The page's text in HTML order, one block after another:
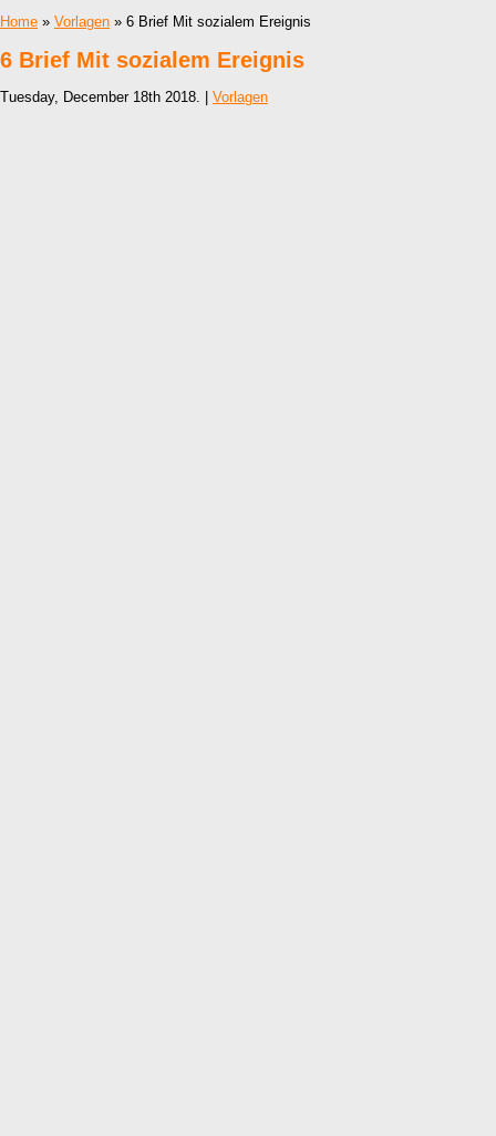
Home » Vorlagen » 6 Brief Mit sozialem Ereignis
6 Brief Mit sozialem Ereignis
Tuesday, December 18th 2018. | Vorlagen